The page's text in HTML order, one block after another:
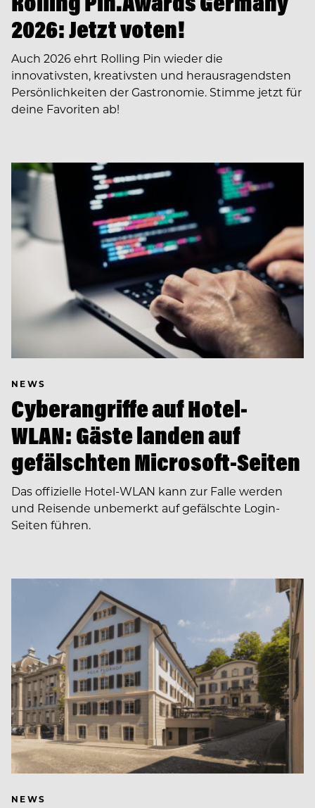
2026: Jetzt voten!
Auch 2026 ehrt Rolling Pin wieder die
innovativsten, kreativsten und herausragendsten
Persönlichkeiten der Gastronomie. Stimme jetzt für
deine Favoriten ab!
NEWS
Cyberangriffe auf Hotel-
WLAN: Gäste landen auf
gefälschten Microsoft-Seiten
Das offizielle Hotel-WLAN kann zur Falle werden
und Reisende unbemerkt auf gefälschte Login-
Seiten führen.
NEWS